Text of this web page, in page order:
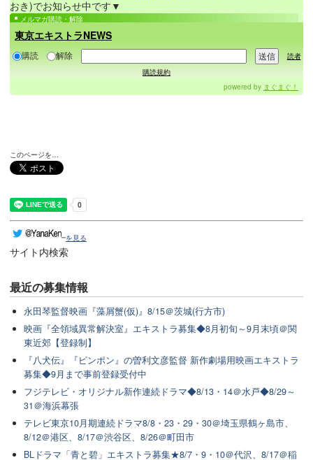
おき)でお知らせ中です▼
メルマガ購読・解除
東京エキストラNEWS
購読 解除
読者
購読規約
powered by まぐまぐ！
このページを…
を見る
サイト内検索
最近の募集情報
永田琴監督映画『藻屑蟹(仮)』8/15＠茨城(行方市)
映画『全領域異常解決室』エキストラ募集◆8月初旬～9月末頃＠関
東近郊【登録制】
『八犬伝』『ピンポン』の曽利文彦監督 新作劇場用映画エキストラ
募集◆9月まで事前登録受付中
フジテレビ・オリジナル新作連続ドラマ◆8/13・14＠水戸◆8/29～
31＠海浜幕張
テレビ東京10月期連続ドラマ8/8・23・29・30＠埼玉県鶴ヶ島市、
8/12＠港区、8/17＠渋谷区、8/26＠町田市
BLドラマ「青と碧」エキストラ募集★8/7・9・10＠代沢、8/17＠稲